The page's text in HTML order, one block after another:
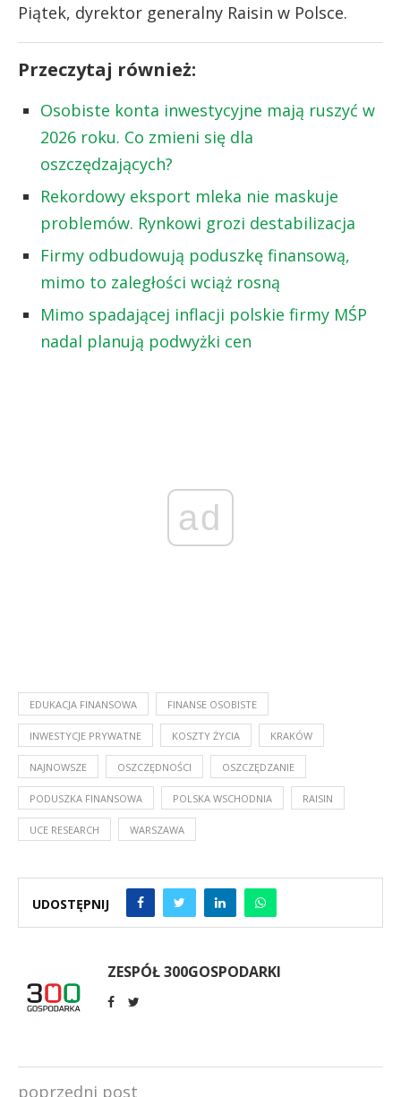
Piątek, dyrektor generalny Raisin w Polsce.
Przeczytaj również:
Osobiste konta inwestycyjne mają ruszyć w
2026 roku. Co zmieni się dla
oszczędzających?
Rekordowy eksport mleka nie maskuje
problemów. Rynkowi grozi destabilizacja
Firmy odbudowują poduszkę finansową,
mimo to zaległości wciąż rosną
Mimo spadającej inflacji polskie firmy MŚP
nadal planują podwyżki cen
ad
EDUKACJA FINANSOWA FINANSE OSOBISTE
INWESTYCJE PRYWATNE KOSZTY ŻYCIA KRAKÓW
NAJNOWSZE OSZCZĘDNOŚCI OSZCZĘDZANIE
PODUSZKA FINANSOWA POLSKA WSCHODNIA RAISIN
UCE RESEARCH WARSZAWA
UDOSTĘPNIJ
ZESPÓŁ 300GOSPODARKI
poprzedni post